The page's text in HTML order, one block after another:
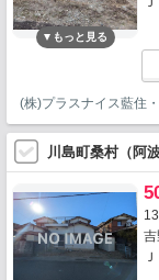
(株)プラスナイス藍住
川島町桑村（阿